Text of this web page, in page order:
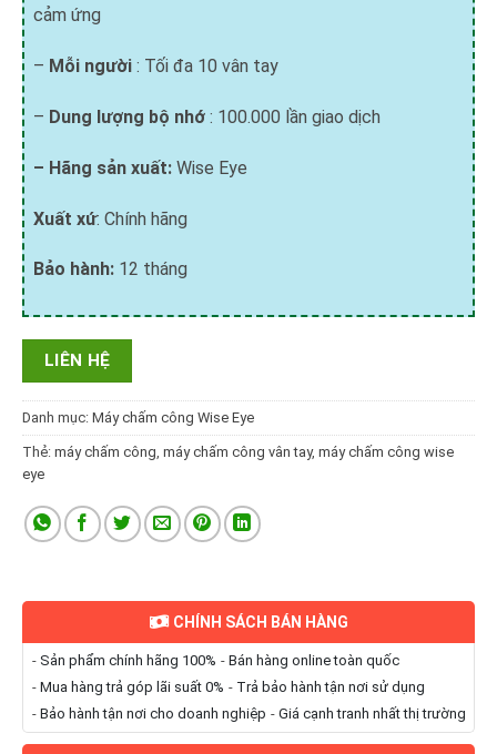
cảm ứng
– Mỗi người : Tối đa 10 vân tay
– Dung lượng bộ nhớ : 100.000 lần giao dịch
– Hãng sản xuất: Wise Eye
Xuất xứ: Chính hãng
Bảo hành: 12 tháng
LIÊN HỆ
Danh mục: Máy chấm công Wise Eye
Thẻ: máy chấm công máy chấm công vân tay, máy chấm công wise
eye
CHÍNH SÁCH BÁN HÀNG
- Sản phẩm chính hãng 100% - Bán hàng online toàn quốc
- Mua hàng trả góp lãi suất 0% - Trả bảo hành tận nơi sử dụng
- Bảo hành tận nơi cho doanh nghiệp - Giá cạnh tranh nhất thị trường